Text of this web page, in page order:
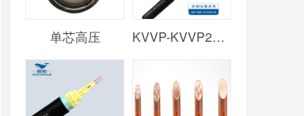
单芯高压 KVVP-KVVP2电缆